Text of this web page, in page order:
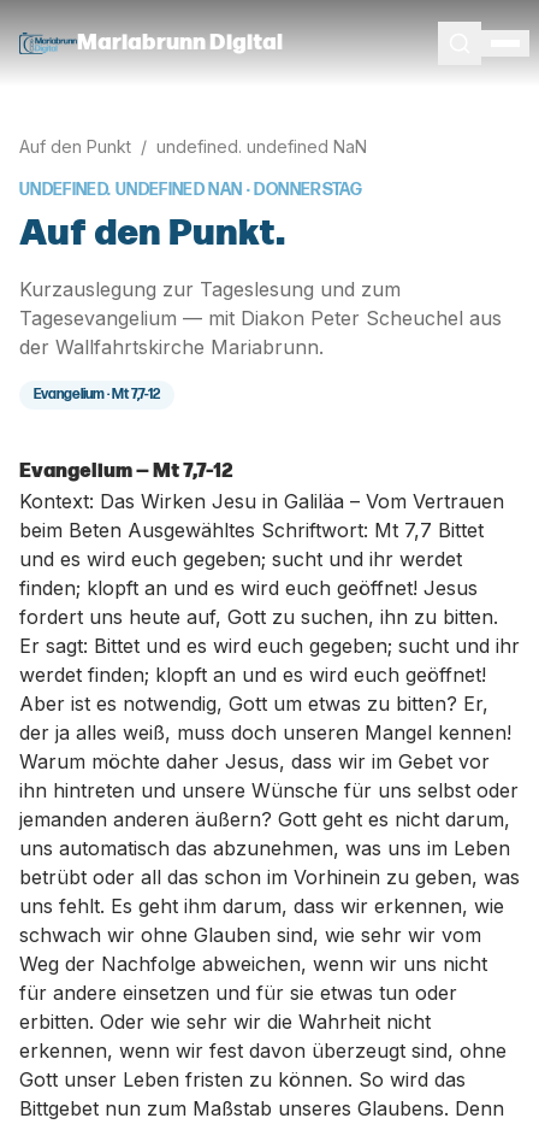
Mariabrunn Digital
Auf den Punkt / undefined. undefined NaN
UNDEFINED. UNDEFINED NAN · DONNERSTAG
Auf den Punkt.
Kurzauslegung zur Tageslesung und zum
Tagesevangelium — mit Diakon Peter Scheuchel aus
der Wallfahrtskirche Mariabrunn.
Evangelium ·Mt 7,7-12
Evangelium — Mt 7,7-12
Kontext: Das Wirken Jesu in Galiläa – Vom Vertrauen
beim Beten Ausgewähltes Schriftwort: Mt 7,7 Bittet
und es wird euch gegeben; sucht und ihr werdet
finden; klopft an und es wird euch geöffnet! Jesus
fordert uns heute auf, Gott zu suchen, ihn zu bitten.
Er sagt: Bittet und es wird euch gegeben; sucht und ihr
werdet finden; klopft an und es wird euch geöffnet!
Aber ist es notwendig, Gott um etwas zu bitten? Er,
der ja alles weiß, muss doch unseren Mangel kennen!
Warum möchte daher Jesus, dass wir im Gebet vor
ihn hintreten und unsere Wünsche für uns selbst oder
jemanden anderen äußern? Gott geht es nicht darum,
uns automatisch das abzunehmen, was uns im Leben
betrübt oder all das schon im Vorhinein zu geben, was
uns fehlt. Es geht ihm darum, dass wir erkennen, wie
schwach wir ohne Glauben sind, wie sehr wir vom
Weg der Nachfolge abweichen, wenn wir uns nicht
für andere einsetzen und für sie etwas tun oder
erbitten. Oder wie sehr wir die Wahrheit nicht
erkennen, wenn wir fest davon überzeugt sind, ohne
Gott unser Leben fristen zu können. So wird das
Bittgebet nun zum Maßstab unseres Glaubens. Denn